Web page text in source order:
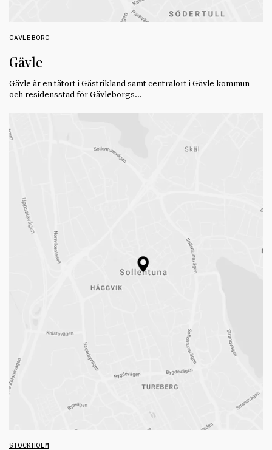
GÄVLEBORG
Gävle
Gävle är en tätort i Gästrikland samt centralort i Gävle kommun
och residensstad för Gävleborgs…
STOCKHOLM